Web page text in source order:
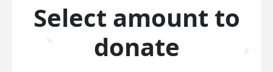
Select amount to
donate